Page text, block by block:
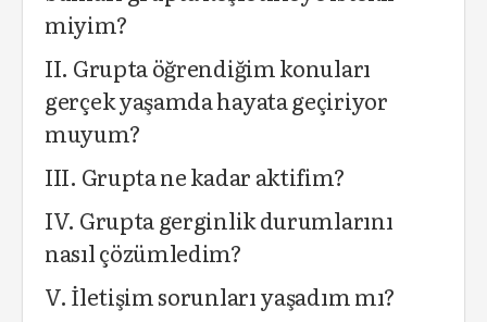
miyim?
II. Grupta öğrendiğim konuları
gerçek yaşamda hayata geçiriyor
muyum?
III. Grupta ne kadar aktifim?
IV. Grupta gerginlik durumlarını
nasıl çözümledim?
V. İletişim sorunları yaşadım mı?